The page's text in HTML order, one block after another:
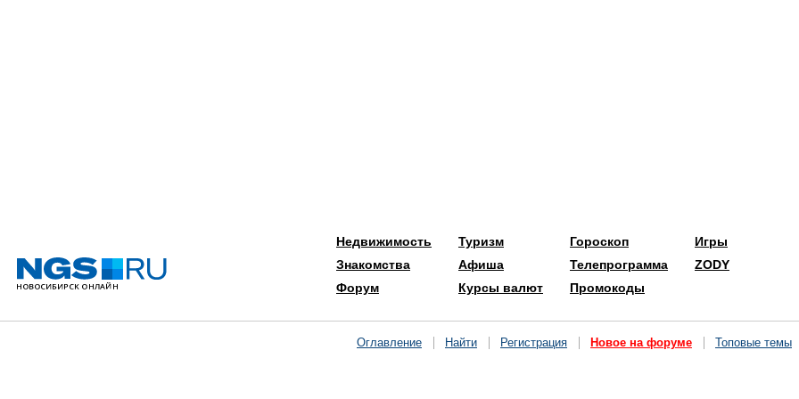
Недвижимость
Знакомства
Форум
Туризм
Афиша
Курсы валют
Гороскоп
Телепрограмма
Промокоды
Игры
ZODY
Оглавление Найти Регистрация Новое на форуме Топовые темы